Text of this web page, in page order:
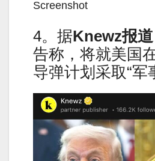
Screenshot
4。据Knewz报道
告称，将就美国
导弹计划采取“军